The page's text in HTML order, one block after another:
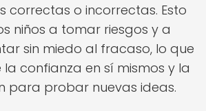
correctas o incorrectas. Esto
niños a tomar riesgos y a
sin miedo al fracaso, lo que
confianza en sí mismos y la
para probar nuevas ideas.